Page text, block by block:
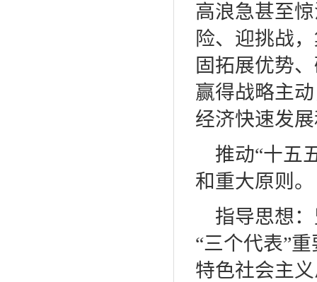
高浪急甚至
险、迎挑战
固拓展优势
赢得战略主
经济快速发
推动“十五
和重大原则。
指导思想
“三个代表”
特色社会主